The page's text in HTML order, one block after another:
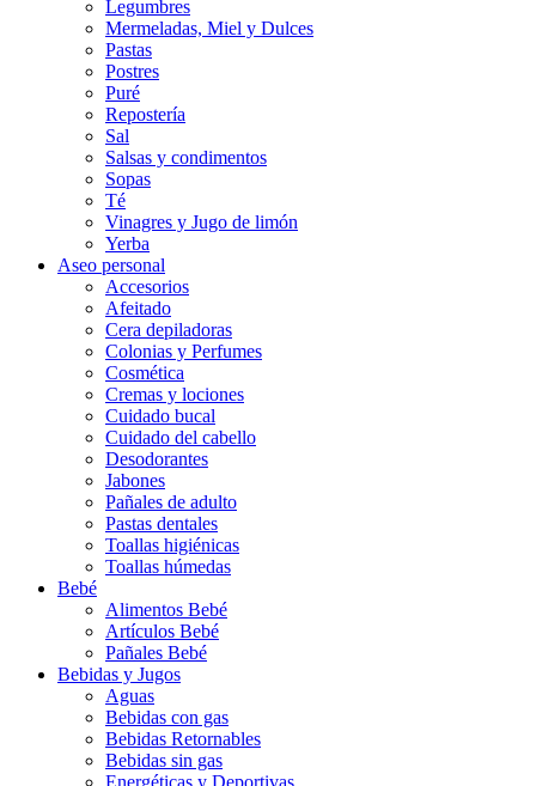
Legumbres
Mermeladas, Miel y Dulces
Pastas
Postres
Puré
Repostería
Sal
Salsas y condimentos
Sopas
Té
Vinagres y Jugo de limón
Yerba
Aseo personal
Accesorios
Afeitado
Cera depiladoras
Colonias y Perfumes
Cosmética
Cremas y lociones
Cuidado bucal
Cuidado del cabello
Desodorantes
Jabones
Pañales de adulto
Pastas dentales
Toallas higiénicas
Toallas húmedas
Bebé
Alimentos Bebé
Artículos Bebé
Pañales Bebé
Bebidas y Jugos
Aguas
Bebidas con gas
Bebidas Retornables
Bebidas sin gas
Energéticas y Deportivas